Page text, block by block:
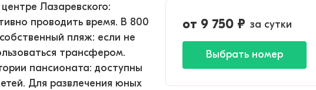
от 9 750 ₽ за сутки
Выбрать номер
Лазаревского:
проводить время. В 800
пляж: если не
трансфером.
пансионата: доступны
Для развлечения юных